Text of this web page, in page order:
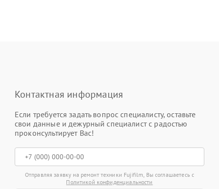
Контактная информация
Если требуется задать вопрос специалисту, оставьте
свои данные и дежурный специалист с радостью
проконсультирует Вас!
Отправляя заявку на ремонт техники Fujifilm, Вы соглашаетесь с
Политикой конфиденциальности